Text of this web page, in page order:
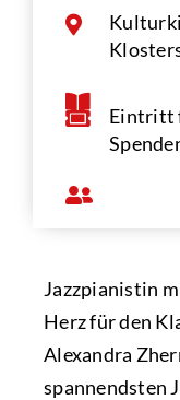
Eintritt
Jazzpianistin
Herz für den
Alexandra
spannendsten